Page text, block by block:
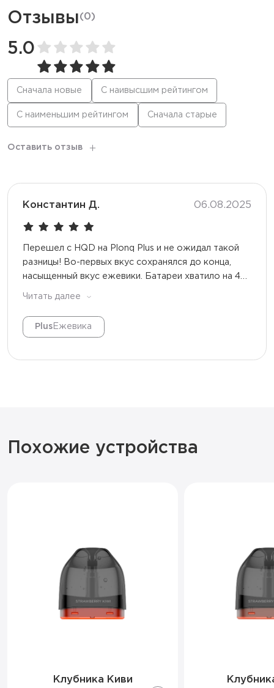
Количество вкусов
Тип коила
Глянцевый
Отзывы (0)
5.0
Сначала новые С наивысшим рейтингом
С наименьшим рейтингом Сначала старые
Оставить отзыв
Константин Д. 06.08.2025
Перешел с HQD на Plonq Plus и не ожидал такой
разницы! Во-первых вкус сохранялся до конца,
насыщенный вкус ежевики. Батареи хватило на 4
Читать далее
Plus Ежевика
Похожие устройства
Клубника Киви